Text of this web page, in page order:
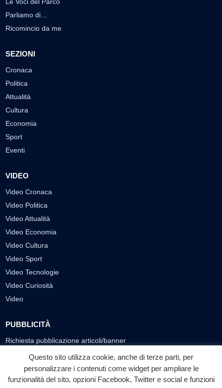
Le Voci del Parco
Parliamo di…
Ricomincio da me
SEZIONI
Cronaca
Politica
Attualità
Cultura
Economia
Sport
Eventi
VIDEO
Video Cronaca
Video Politica
Video Attualità
Video Economia
Video Cultura
Video Sport
Video Tecnologie
Video Curiosità
Video
PUBBLICITÀ
Richiesta pubblicazione articoli/banner
SEGUICI SUI SOCIAL
f ◎ ▶
Questo sito utilizza cookie, anche di terze parti, per
personalizzare i contenuti come widget per ampliare le
funzionalità del sito, opzioni Facebook, Twitter e social e funzioni